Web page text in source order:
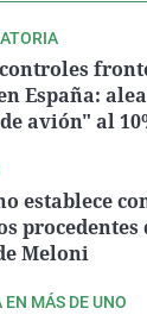
España:
avión" al
establece
Meloni
EN MÁS DE UNO